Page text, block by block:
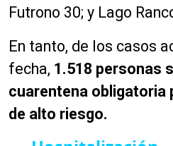
Futrono 30; y Lago
En tanto, de los casos
fecha, 1.518 personas
cuarentena
de alto riesgo.